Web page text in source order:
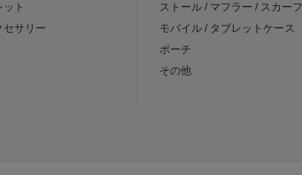
ト
セサリー
ストール / マフラー / スカーフ
モバイル / タブレットケース
ポーチ
その他